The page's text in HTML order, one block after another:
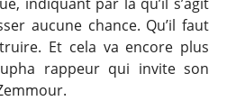
aucune chance. Qu’il faut
Et cela va encore plus
rappeur qui invite son